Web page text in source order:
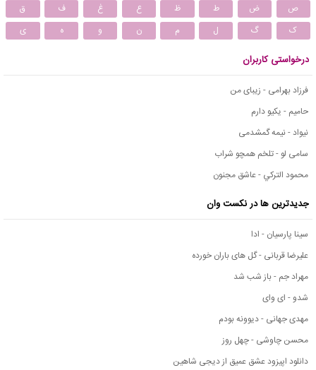
ص
ض ط ظ ع غ ف
ق
ک
گ ل م ن و ه ی
درخواستی کاربران
فرزاد بهرامی - زیبای من
حامیم - یکیو دارم
نیواد - نیمه گمشدمی
سامی لو - تلخم همچو شراب
محمود التركي - عاشق مجنون
جدیدترین ها در نکست وان
سینا پارسیان - ادا
علیرضا قربانی - گل های باران خورده
مهراد جم - باز شب شد
شدو - ای وای
مهدی جهانی - دیوونه بودم
محسن چاوشی - چهل روز
دانلود اپیزود عشق عمیق از دیجی شاهین